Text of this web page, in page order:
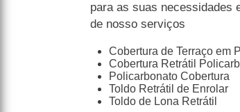
para as suas necessidades
de nosso serviços
Cobertura de Terraço em
Cobertura Retrátil
Policarbonato Cobertura
Toldo Retrátil de Enrolar
Toldo de Lona Retrátil